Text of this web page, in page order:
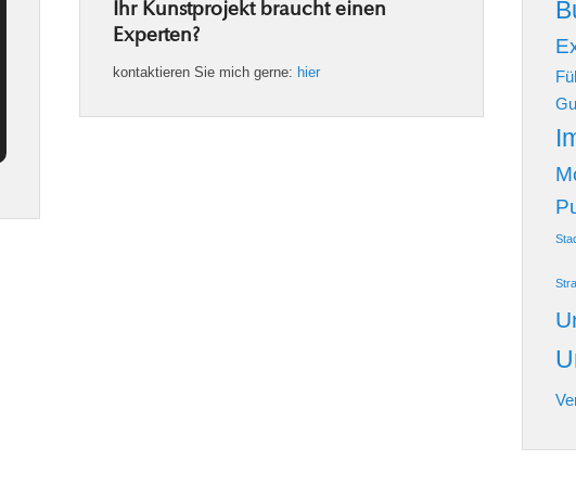
Ihr Kunstprojekt braucht einen
Experten?
kontaktieren Sie mich gerne: hier